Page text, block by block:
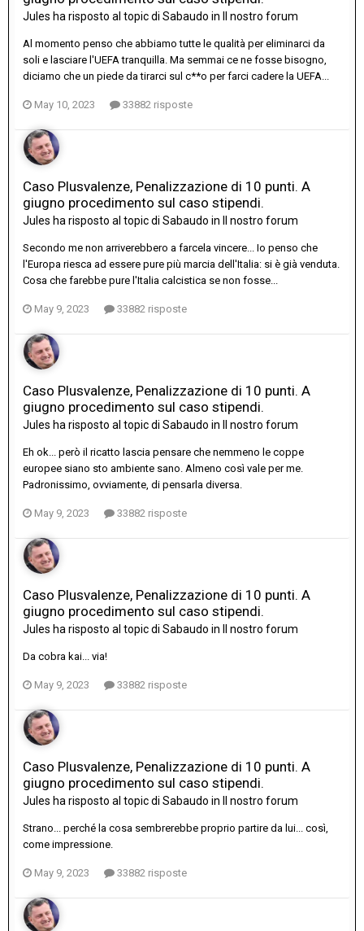
Jules ha risposto al topic di Sabaudo in Il nostro forum
Al momento penso che abbiamo tutte le qualità per eliminarci da
soli e lasciare l'UEFA tranquilla. Ma semmai ce ne fosse bisogno,
diciamo che un piede da tirarci sul c**o per farci cadere la UEFA...
May 10, 2023 33882 risposte
Caso Plusvalenze, Penalizzazione di 10 punti. A
giugno procedimento sul caso stipendi.
Jules ha risposto al topic di Sabaudo in Il nostro forum
Secondo me non arriverebbero a farcela vincere... Io penso che
l'Europa riesca ad essere pure più marcia dell'Italia: si è già venduta.
Cosa che farebbe pure l'Italia calcistica se non fosse...
May 9, 2023 33882 risposte
Caso Plusvalenze, Penalizzazione di 10 punti. A
giugno procedimento sul caso stipendi.
Jules ha risposto al topic di Sabaudo in Il nostro forum
Eh ok... però il ricatto lascia pensare che nemmeno le coppe
europee siano sto ambiente sano. Almeno così vale per me.
Padronissimo, ovviamente, di pensarla diversa.
May 9, 2023 33882 risposte
Caso Plusvalenze, Penalizzazione di 10 punti. A
giugno procedimento sul caso stipendi.
Jules ha risposto al topic di Sabaudo in Il nostro forum
Da cobra kai... via!
May 9, 2023 33882 risposte
Caso Plusvalenze, Penalizzazione di 10 punti. A
giugno procedimento sul caso stipendi.
Jules ha risposto al topic di Sabaudo in Il nostro forum
Strano... perché la cosa sembrerebbe proprio partire da lui... così,
come impressione.
May 9, 2023 33882 risposte